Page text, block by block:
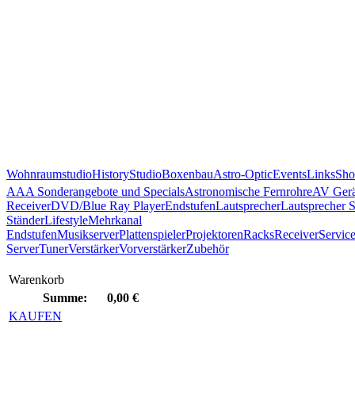
WohnraumstudioHistoryStudioBoxenbauAstro-OpticEventsLinks
AAA Sonderangebote und SpecialsAstronomische FernrohreAV
ReceiverDVD/Blue Ray PlayerEndstufenLautsprecherLautsprecher
StänderLifestyleMehrkanal
EndstufenMusikserverPlattenspielerProjektorenRacksReceiverService
ServerTunerVerstärkerVorverstärkerZubehör
Warenkorb
Summe:
0,00 €
KAUFEN